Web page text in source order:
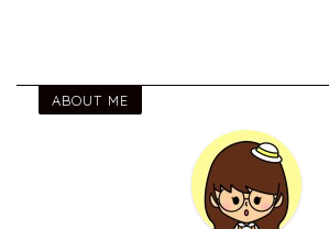
ABOUT ME